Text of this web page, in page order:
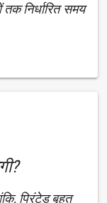
निर्धारित समय
प्रिंटेड बृहत्